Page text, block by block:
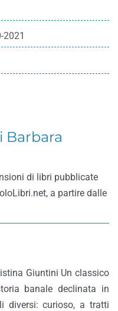
2021
Barbara
di libri pubblicate
a partire dalle
Giuntini Un classico
banale declinata in
diversi: curioso, a tratti